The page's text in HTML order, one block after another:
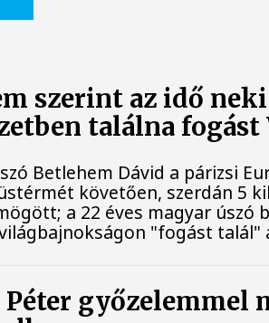
szerint az idő
találna
Betlehem Dávid a párizsi
követően, szerdán 5
a 22 éves magyar úszó
"fogást
Péter győzelemmel